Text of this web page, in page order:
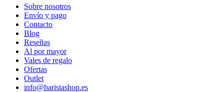
Sobre nosotros
Envío y pago
Contacto
Blog
Reseñas
Al por mayor
Vales de regalo
Ofertas
Outlet
info@baristashop.es